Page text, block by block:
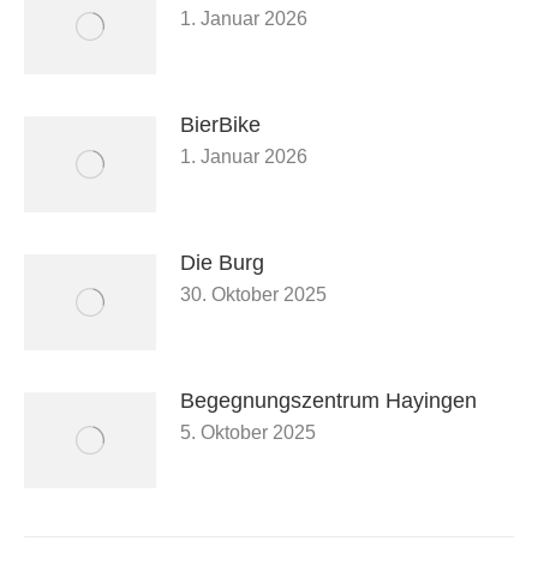
1. Januar 2026
BierBike
1. Januar 2026
Die Burg
30. Oktober 2025
Begegnungszentrum Hayingen
5. Oktober 2025